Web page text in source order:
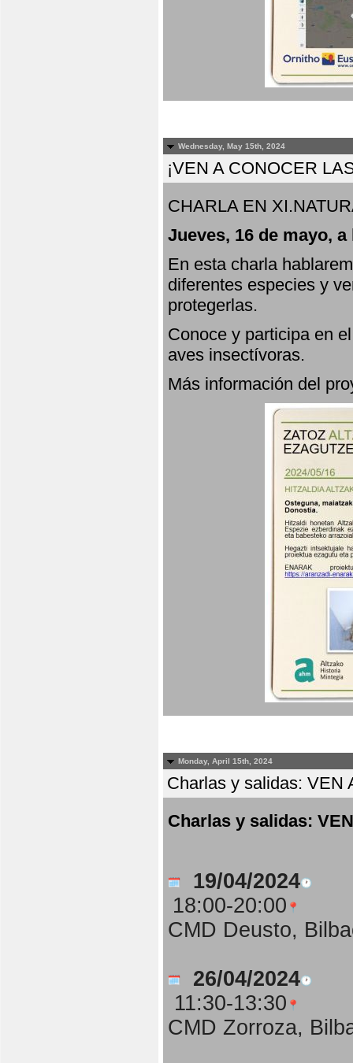
Wednesday, May 15th, 2024
¡VEN A CONOCER
CHARLA EN
Jueves, 16 de mayo,
En esta charla
diferentes especies y
protegerlas.
Conoce y participa en
aves insectívoras.
Más información del
Monday, April 15th, 2024
Charlas y salidas: VEN
Charlas y salidas:
19/04/2024
18:00-20:00
CMD Deusto,
26/04/2024
11:30-13:30
CMD Zorroza,